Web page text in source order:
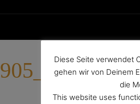
Diese Seite verwendet
gehen wir von Deinem
die
This website uses